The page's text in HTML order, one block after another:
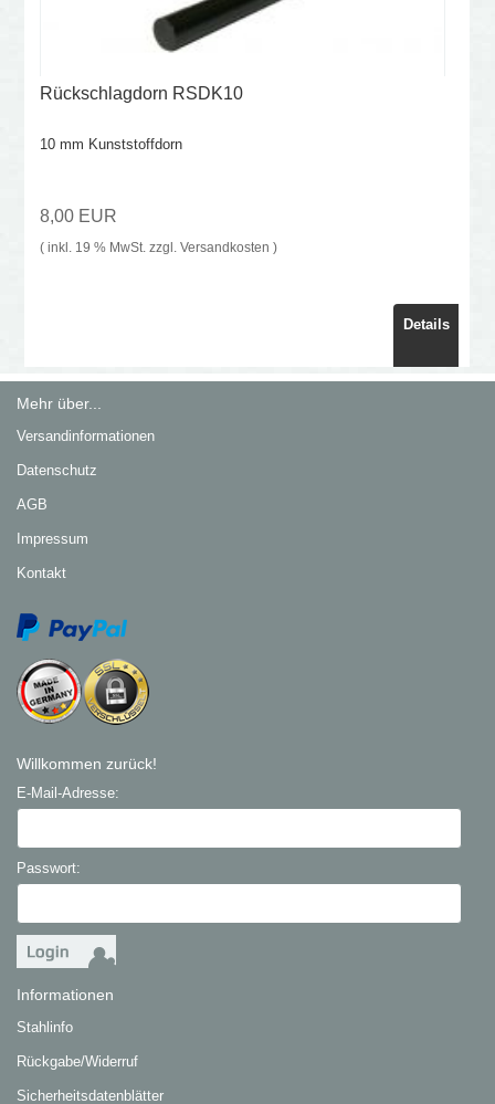
Rückschlagdorn RSDK10
10 mm Kunststoffdorn
8,00 EUR
( inkl. 19 % MwSt. zzgl. Versandkosten )
Details
Mehr über...
Versandinformationen
Datenschutz
AGB
Impressum
Kontakt
Willkommen zurück!
E-Mail-Adresse:
Passwort:
Informationen
Stahlinfo
Rückgabe/Widerruf
Sicherheitsdatenblätter